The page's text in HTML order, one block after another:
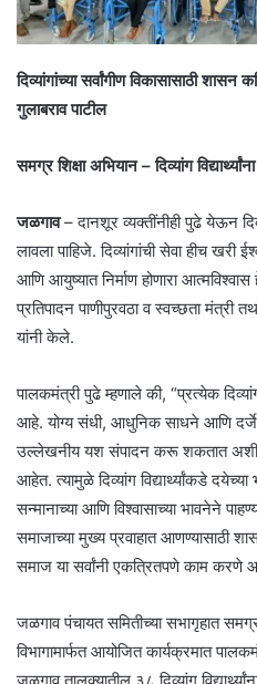
दिव्यांगांच्या सर्वांगीण विकासासाठी
गुलाबराव पाटील
समग्र शिक्षा अभियान – दिव्यांग
जळगाव– दानशूर व्यक्तींनीही पुढे येऊन
लावला पाहिजे. दिव्यांगांची सेवा हीच खरी
आणि आयुष्यात निर्माण होणारा
प्रतिपादन पाणीपुरवठा व स्वच्छता मंत्री
यांनी केले.
पालकमंत्री पुढे म्हणाले की, “प्रत्येक
आहे. योग्य संधी, आधुनिक साधने आणि
उल्लेखनीय यश संपादन करू शकतात अशी
आहेत. त्यामुळे दिव्यांग विद्यार्थ्यांकडे
सन्मानाच्या आणि विश्वासाच्या भावनेने
समाजाच्या मुख्य प्रवाहात आणण्यासाठी
समाज या सर्वांनी एकत्रितपणे काम करणे
जळगाव पंचायत समितीच्या सभागृहात समग्र
विभागामार्फत आयोजित कार्यक्रमात